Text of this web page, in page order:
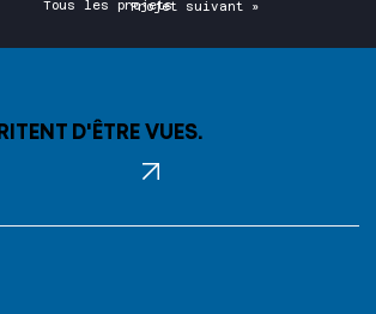
Tous les projetsProjet suivant »
D'ÊTRE VUES.